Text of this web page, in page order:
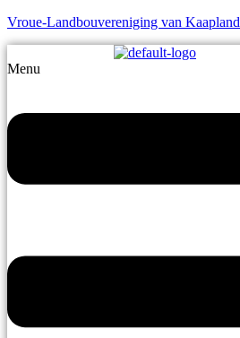
Vroue-Landbouvereniging van Kaapland
Menu